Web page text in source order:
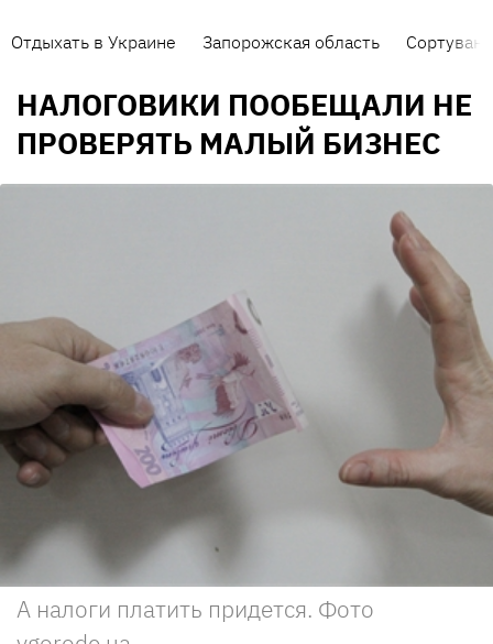
Отдыхать в Украине Запорожская область
НАЛОГОВИКИ ПООБЕЩАЛИ НЕ
ПРОВЕРЯТЬ МАЛЫЙ БИЗНЕС
А налоги платить придется. Фото